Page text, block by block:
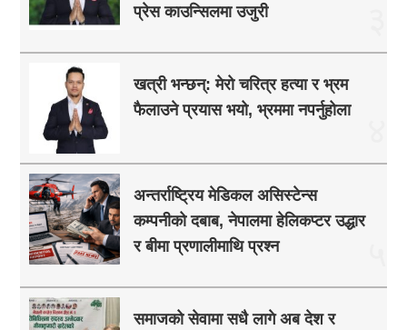
प्रेस काउन्सिलमा उजुरी
खत्री भन्छन्: मेरो चरित्र हत्या र भ्रम
फैलाउने प्रयास भयो, भ्रममा नपर्नुहोला
अन्तर्राष्ट्रिय मेडिकल असिस्टेन्स
कम्पनीको दबाब, नेपालमा हेलिकप्टर उद्धार
र बीमा प्रणालीमाथि प्रश्न
समाजको सेवामा सधै लागे अब देश र